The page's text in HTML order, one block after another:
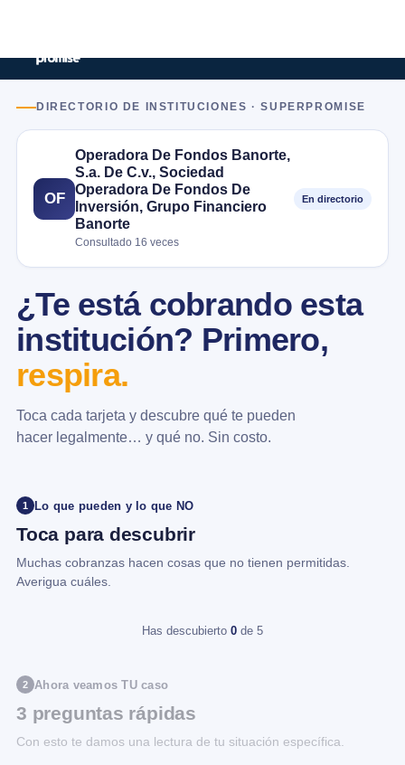
DIRECTORIO DE INSTITUCIONES · SUPERPROMISE
OF
Operadora De Fondos Banorte,
S.a. De C.v., Sociedad
Operadora De Fondos De
Inversión, Grupo Financiero
Banorte
Consultado 16 veces
En directorio
¿Te está cobrando esta
institución? Primero,
respira.
Toca cada tarjeta y descubre qué te pueden
hacer legalmente… y qué no. Sin costo.
1 Lo que pueden y lo que NO
Toca para descubrir
Muchas cobranzas hacen cosas que no tienen permitidas.
Averigua cuáles.
Has descubierto 0 de 5
2 Ahora veamos TU caso
3 preguntas rápidas
Con esto te damos una lectura de tu situación específica.